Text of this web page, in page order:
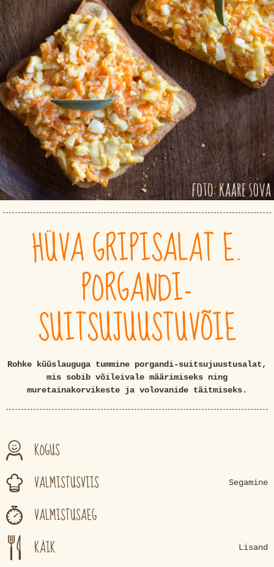
HÜVA GRIPISALAT E.
PORGANDI-
SUITSUJUUSTUVÕIE
Rohke küüslauguga tummine porgandi-suitsujuustusalat,
mis sobib võileivale määrimiseks ning
muretainakorvikeste ja volovanide täitmiseks.
KOGUS
VALMISTUSVIIS
Segamine
VALMISTUSAEG
KÄIK
Lisand